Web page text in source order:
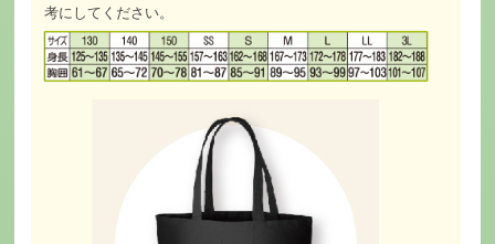
考にしてください。